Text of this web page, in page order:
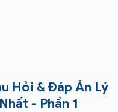
Hỏi & Đáp Án Lý
- Phần 1